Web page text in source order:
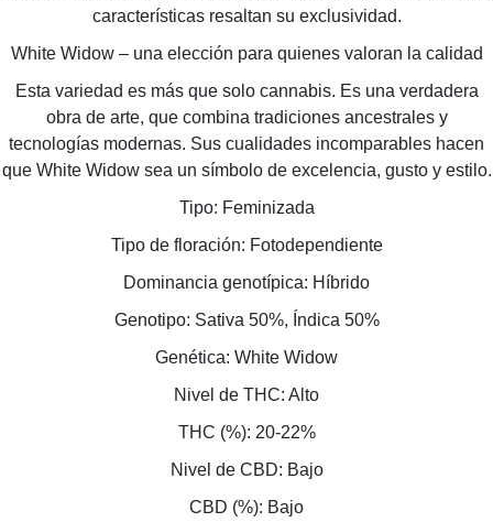
características resaltan su exclusividad.
White Widow – una elección para quienes valoran la calidad
Esta variedad es más que solo cannabis. Es una verdadera
obra de arte, que combina tradiciones ancestrales y
tecnologías modernas. Sus cualidades incomparables hacen
que White Widow sea un símbolo de excelencia, gusto y estilo.
Tipo: Feminizada
Tipo de floración: Fotodependiente
Dominancia genotípica: Híbrido
Genotipo: Sativa 50%, Índica 50%
Genética: White Widow
Nivel de THC: Alto
THC (%): 20-22%
Nivel de CBD: Bajo
CBD (%): Bajo